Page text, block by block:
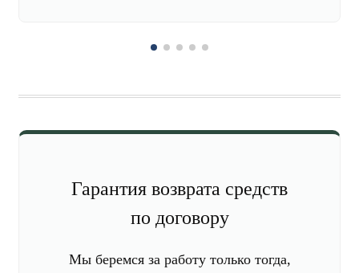
Гарантия возврата средств
по договору
Мы беремся за работу только тогда,